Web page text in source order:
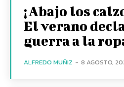
¡Abajo los
El verano
guerra a la
ALFREDO MUÑIZ - 8 AGOSTO,